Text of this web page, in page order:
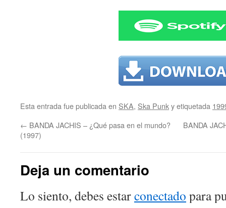
Esta entrada fue publicada en SKA, Ska Punky etiquetada
← BANDA JACHIS – ¿Qué pasa en el mundo?
(1997)
BANDA
Deja un comentario
Lo siento, debes estarconectado para